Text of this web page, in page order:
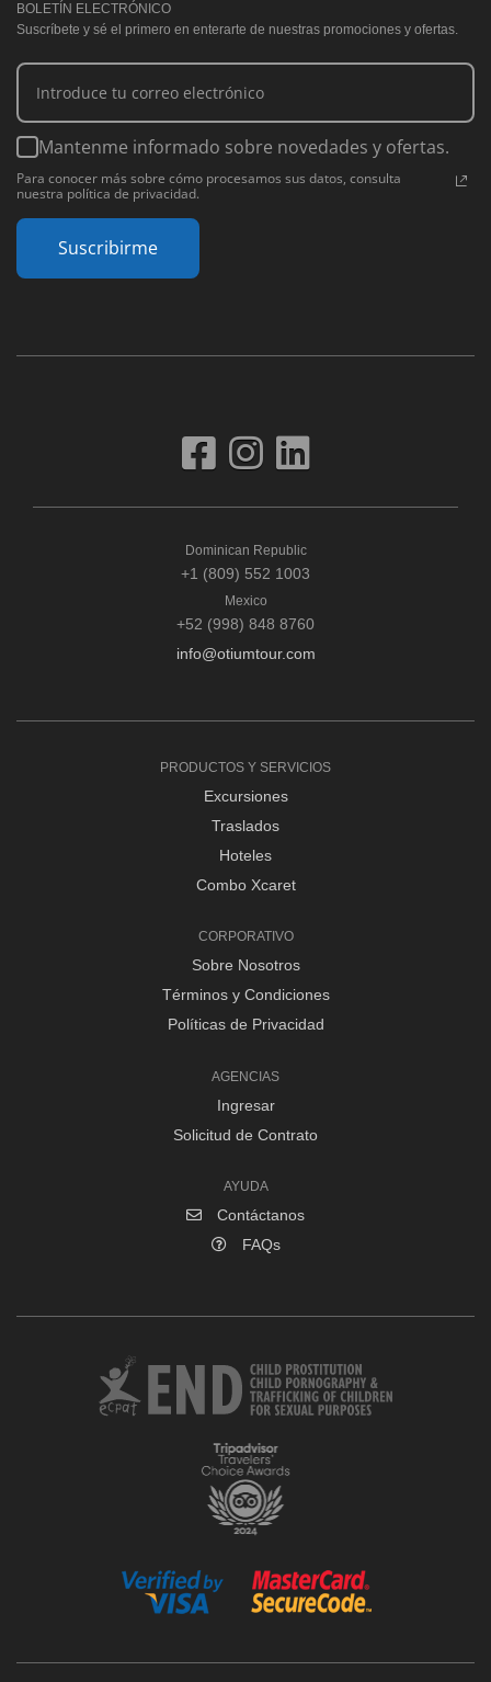
BOLETÍN ELECTRÓNICO
Suscríbete y sé el primero en enterarte de nuestras promociones y ofertas.
Mantenme informado sobre novedades y ofertas.
Para conocer más sobre cómo procesamos sus datos, consulta
nuestra política de privacidad.
Suscribirme
Dominican Republic
+1 (809) 552 1003
Mexico
+52 (998) 848 8760
info@otiumtour.com
PRODUCTOS Y SERVICIOS
Excursiones
Traslados
Hoteles
Combo Xcaret
CORPORATIVO
Sobre Nosotros
Términos y Condiciones
Políticas de Privacidad
AGENCIAS
Ingresar
Solicitud de Contrato
AYUDA
Contáctanos
FAQs